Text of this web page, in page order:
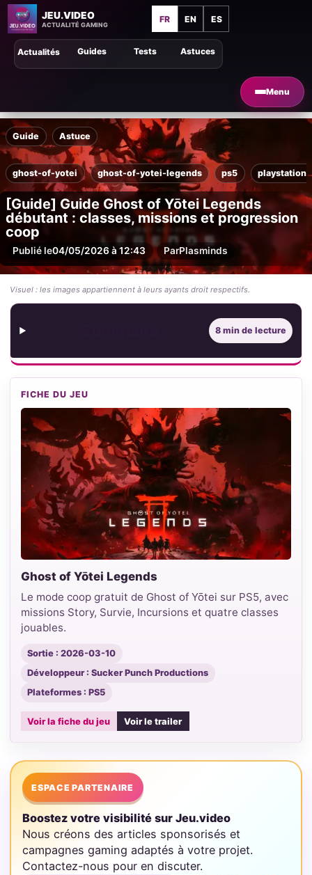
JEU.VIDEO
ACTUALITÉ GAMING
FR EN ES
Menu
Astuces
Guides Tests
Actualités
Guide Astuce
ghost-of-yotei ghost-of-yotei-legends ps5
[Guide] Guide Ghost of Yōtei Legends
débutant : classes, missions et progression
coop
Publié le04/05/2026 à 12:43 ParPlasminds
Visuel : les images appartiennent à leurs ayants droit respectifs.
8 min de lecture
FICHE DU JEU
Ghost of Yōtei Legends
Le mode coop gratuit de Ghost of Yōtei sur PS5, avec
missions Story, Survie, Incursions et quatre classes
jouables.
Sortie : 2026-03-10
Développeur : Sucker Punch Productions
Plateformes : PS5
Voir la fiche du jeu Voir le trailer
ESPACE PARTENAIRE
Boostez votre visibilité sur Jeu.video
Nous créons des articles sponsorisés et
campagnes gaming adaptés à votre projet.
Contactez-nous pour en discuter.